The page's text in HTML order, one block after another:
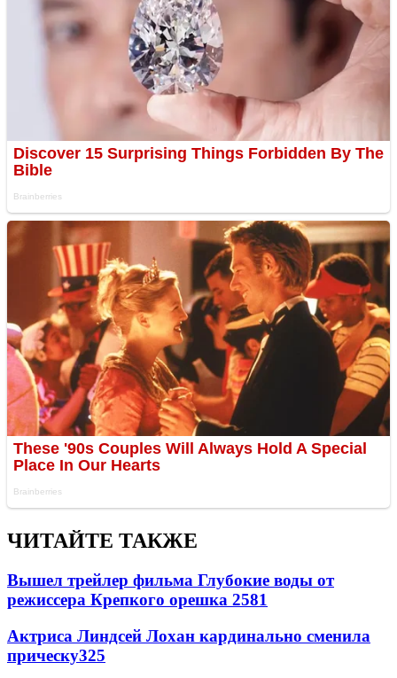
ЧИТАЙТЕ ТАКЖЕ
Вышел трейлер фильма Глубокие воды от
режиссера Крепкого орешка 2581
Актриса Линдсей Лохан кардинально сменила
прическу325